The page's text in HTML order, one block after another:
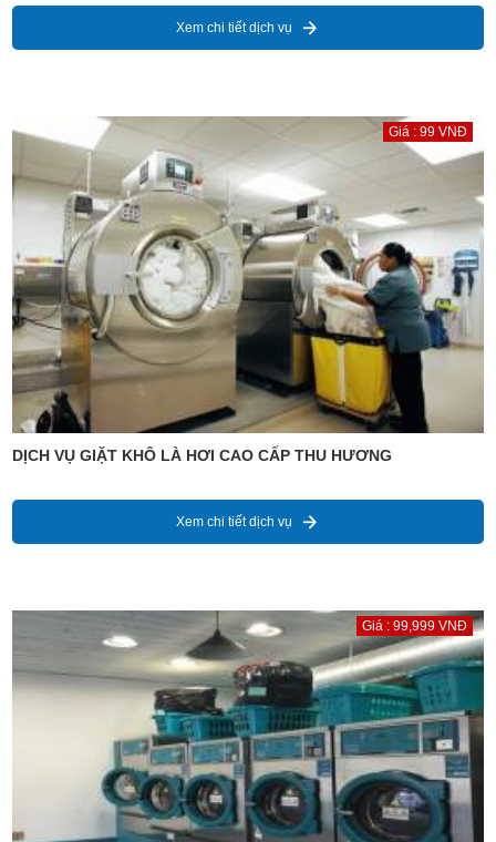
Xem chi tiết dịch vụ
Giá : 99 VNĐ
DỊCH VỤ GIẶT KHÔ LÀ HƠI CAO CẤP THU HƯƠNG
Xem chi tiết dịch vụ
Giá : 99,999 VNĐ